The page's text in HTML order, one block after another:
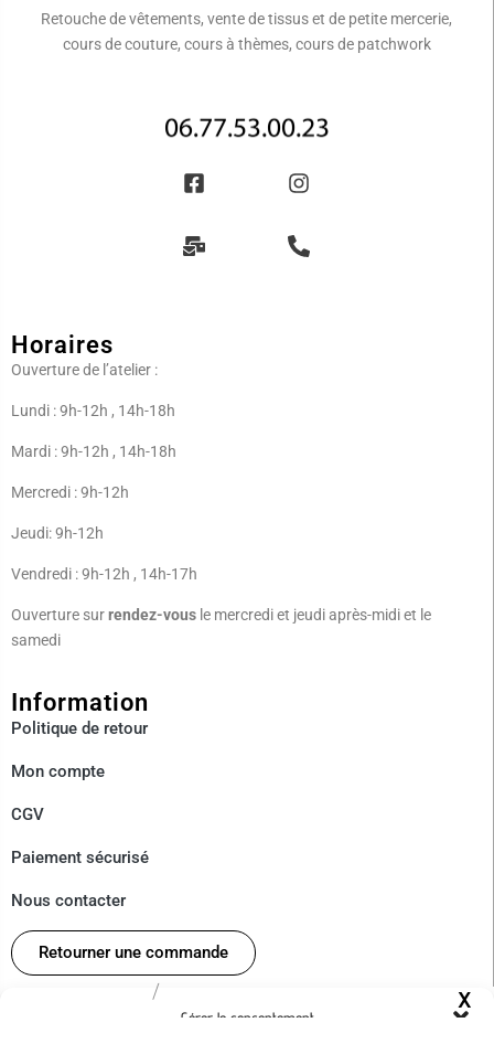
Gérer le consentement
Retouche de vêtements, vente de tissus et de petite mercerie,
cours de couture, cours à thèmes, cours de patchwork
Horaires
Ouverture de l’atelier :
Lundi : 9h-12h , 14h-18h
Mardi : 9h-12h , 14h-18h
Mercredi : 9h-12h
Jeudi: 9h-12h
Vendredi : 9h-12h , 14h-17h
Ouverture surrendez-vous le mercredi et jeudi après-midi et le
samedi
Information
Politique de retour
Mon compte
CGV
Paiement sécurisé
Nous contacter
Retourner une commande
/